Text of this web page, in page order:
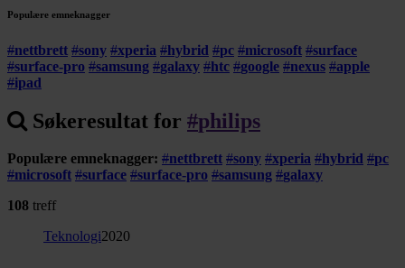
Populære emneknagger
#nettbrett #sony #xperia #hybrid #pc #microsoft #surface
#surface-pro #samsung #galaxy #htc #google #nexus #apple
#ipad
Søkeresultat for #philips
Populære emneknagger: #nettbrett #sony #xperia #hybrid #pc
#microsoft #surface #surface-pro #samsung #galaxy
108 treff
Teknologi2020